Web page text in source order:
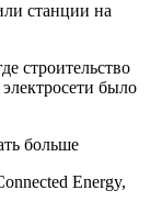
станции на
строительство
было
больше
Energy,